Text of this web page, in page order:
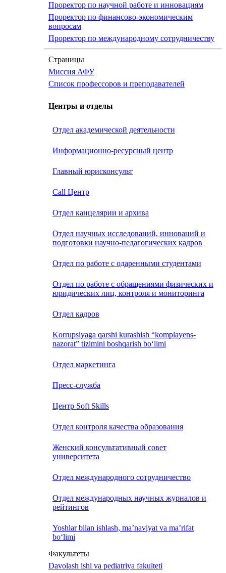
Проректор по научной работе и инновациям
Проректор по финансово-экономическим
вопросам
Проректор по международному сотрудничеству
Страницы
Миссия АФУ
Список профессоров и преподавателей
Центры и отделы
Отдел академической деятельности
Информационно-ресурсный центр
Главный юрисконсульт
Call Центр
Oтдел канцелярии и архива
Отдел научных исследований, инноваций и
подготовки научно-педагогических кадров
Отдел по работе с одаренными студентами
Отдел по работе с обращениями физических и
юридических лиц, контроля и мониторинга
Отдел кадров
Korrupsiyaga qarshi kurashish “komplayens-
nazorat” tizimini boshqarish bo‘limi
Отдел маркетинга
Пресс-служба
Центр Soft Skills
Отдел контроля качества образования
Женский консультативный совет
университета
Отдел международного сотрудничество
Отдел международных научных журналов и
рейтингов
Yoshlar bilan ishlash, ma’naviyat va ma’rifat
bo‘limi
Факультеты
Davolash ishi va pediatriya fakulteti